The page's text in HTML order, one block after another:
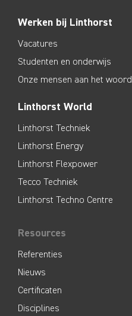
Werken bij Linthorst
Vacatures
Studenten en onderwijs
Onze mensen aan het woord
Linthorst World
Linthorst Techniek
Linthorst Energy
Linthorst Flexpower
Tecco Techniek
Linthorst Techno Centre
Resources
Referenties
Nieuws
Certificaten
Disciplines